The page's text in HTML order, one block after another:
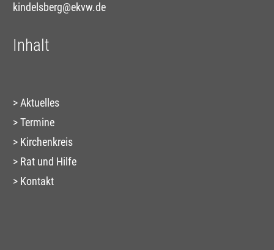
kindelsberg@ekvw.de
Inhalt
Aktuelles
Termine
Kirchenkreis
Rat und Hilfe
Kontakt